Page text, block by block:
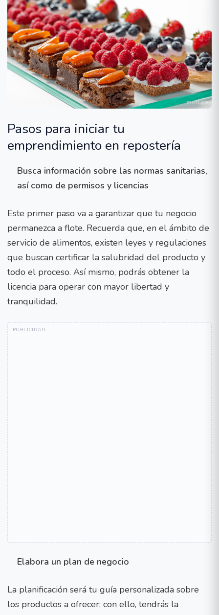
Pasos para iniciar tu
emprendimiento en repostería
Busca información sobre las normas sanitarias,
así como de permisos y licencias
Este primer paso va a garantizar que tu negocio
permanezca a flote. Recuerda que, en el ámbito de
servicio de alimentos, existen leyes y regulaciones
que buscan certificar la salubridad del producto y
todo el proceso. Así mismo, podrás obtener la
licencia para operar con mayor libertad y
tranquilidad.
Elabora un plan de negocio
La planificación será tu guía personalizada sobre
los productos a ofrecer; con ello, tendrás la